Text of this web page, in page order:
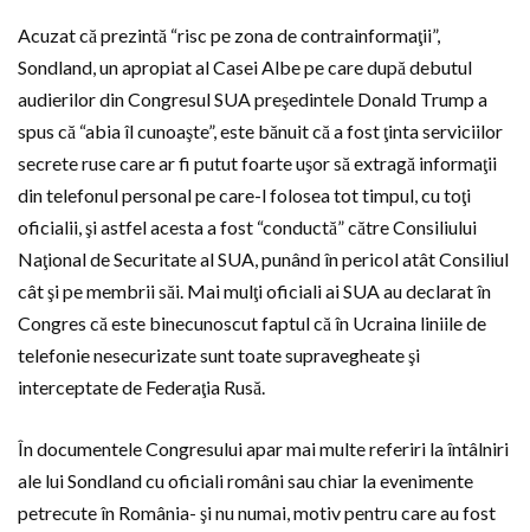
Acuzat că prezintă “risc pe zona de contrainformaţii”,
Sondland, un apropiat al Casei Albe pe care după debutul
audierilor din Congresul SUA preşedintele Donald Trump a
spus că “abia îl cunoaşte”, este bănuit că a fost ţinta serviciilor
secrete ruse care ar fi putut foarte uşor să extragă informaţii
din telefonul personal pe care-l folosea tot timpul, cu toţi
oficialii, şi astfel acesta a fost “conductă” către Consiliului
Naţional de Securitate al SUA, punând în pericol atât Consiliul
cât şi pe membrii săi. Mai mulţi oficiali ai SUA au declarat în
Congres că este binecunoscut faptul că în Ucraina liniile de
telefonie nesecurizate sunt toate supravegheate şi
interceptate de Federaţia Rusă.
În documentele Congresului apar mai multe referiri la întâlniri
ale lui Sondland cu oficiali români sau chiar la evenimente
petrecute în România- şi nu numai, motiv pentru care au fost